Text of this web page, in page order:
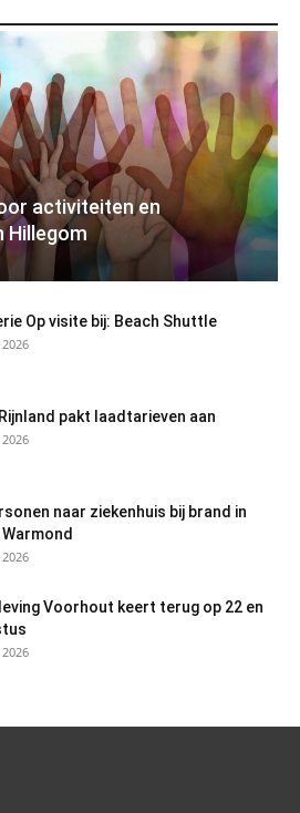
activiteiten en
Hillegom
Op visite bij: Beach Shuttle
pakt laadtarieven aan
naar ziekenhuis bij brand in
Voorhout keert terug op 22 en